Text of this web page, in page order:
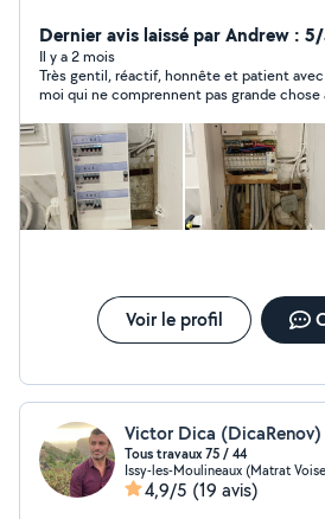
votre installation électrique
commune immeuble et dépanneur
tableaux électriques.Mise au norme
demandes qui ne sont pas dans
appeler moi , je n'arrive pas à répondre
bientôt .
Dernier avis laissé par Andrew :
Il y a 2 mois
Très gentil, réactif, honnête et patient
moi qui ne comprennent pas grande
Voir le profil
Victor Dica (DicaRenov)
Tous travaux 75 / 44
Issy-les-Moulineaux (Matrat
4,9/5 (19 avis)